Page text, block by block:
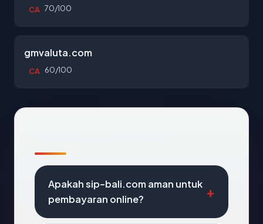
CA 70/100
gmvaluta.com
CA 60/100
Apakah sip-bali.com aman untuk
pembayaran online?